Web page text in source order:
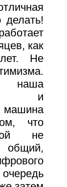
делать!
как
Не
наша
и
что
не